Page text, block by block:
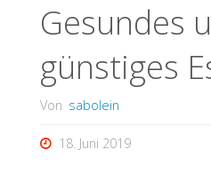
Gesundes
günstiges
Von sabolein
18. Juni 2019